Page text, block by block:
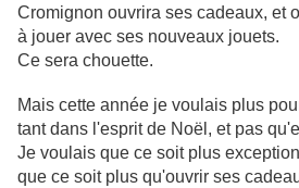
Cromignon ouvrira ses cadeaux, et
à jouer avec ses nouveaux jouets.
Ce sera chouette.
Mais cette année je voulais plus
tant dans l'esprit de Noël, et pas
Je voulais que ce soit plus
que ce soit plus qu'ouvrir ses